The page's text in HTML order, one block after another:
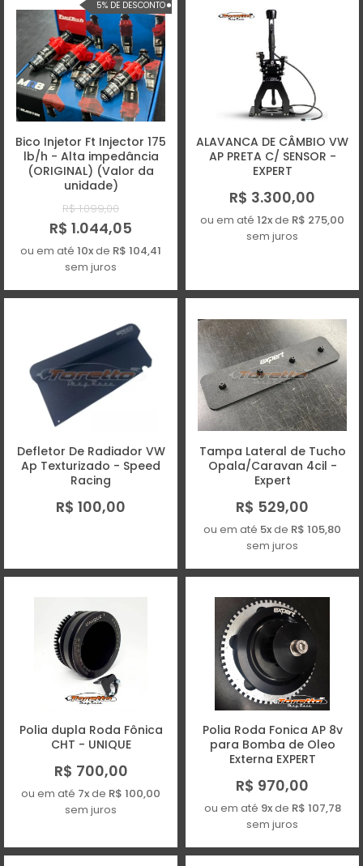
5% DE DESCONTO
Bico Injetor Ft Injector 175
lb/h - Alta impedância
(ORIGINAL) (Valor da
unidade)
R$ 1.099,00
R$ 1.044,05
ou em até 10xde R$ 104,41
sem juros
ALAVANCA DE CÂMBIO VW
AP PRETA C/ SENSOR -
EXPERT
R$ 3.300,00
ou em até 12xde R$ 275,00
sem juros
Defletor De Radiador VW
Ap Texturizado - Speed
Racing
R$ 100,00
Tampa Lateral de Tucho
Opala/Caravan 4cil -
Expert
R$ 529,00
ou em até 5xde R$ 105,80
sem juros
Polia dupla Roda Fônica
CHT - UNIQUE
R$ 700,00
ou em até 7xde R$ 100,00
sem juros
Polia Roda Fonica AP 8v
para Bomba de Oleo
Externa EXPERT
R$ 970,00
ou em até 9xde R$ 107,78
sem juros